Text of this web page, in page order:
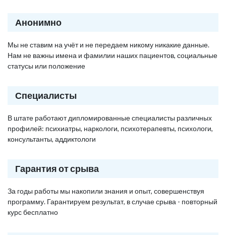
Анонимно
Мы не ставим на учёт и не передаем никому никакие данные.
Нам не важны имена и фамилии наших пациентов, социальные
статусы или положение
Специалисты
В штате работают дипломированные специалисты различных
профилей: психиатры, наркологи, психотерапевты, психологи,
консультанты, аддиктологи
Гарантия от срыва
За годы работы мы накопили знания и опыт, совершенствуя
программу. Гарантируем результат, в случае срыва - повторный
курс бесплатно